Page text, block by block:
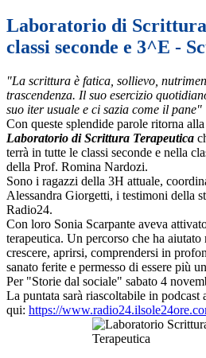
Laboratorio di
classi seconde e 3^E -
"La scrittura è fatica, sollievo,
trascendenza. Il suo esercizio
suo iter usuale e ci sazia come il pane"
Con queste splendide parole ritorna
Laboratorio di Scrittura Terapeutica
terrà in tutte le classi seconde e nella
della Prof. Romina Nardozi.
Sono i ragazzi della 3H attuale,
Alessandra Giorgetti, i testimoni della
Radio24.
Con loro Sonia Scarpante aveva
terapeutica. Un percorso che ha
crescere, aprirsi, comprendersi in
sanato ferite e permesso di essere più
Per "Storie dal sociale" sabato 4
La puntata sarà riascoltabile in podcast
qui: https://www.radio24.